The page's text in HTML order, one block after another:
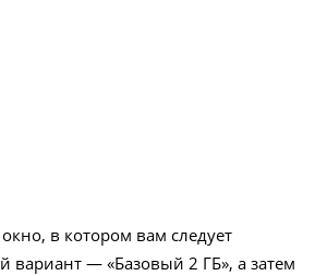
в котором вам следует
вариант — «Базовый 2 ГБ», а затем